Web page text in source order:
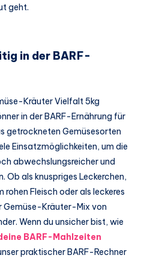
geht.
in der BARF-
Kräuter Vielfalt 5kg
in der BARF-Ernährung für
getrockneten Gemüsesorten
Einsatzmöglichkeiten, um die
abwechslungsreicher und
als knuspriges Leckerchen,
Fleisch oder als leckeres
Gemüse-Kräuter-Mix von
Wenn du unsicher bist, wie
BARF-Mahlzeiten
praktischer BARF-Rechner